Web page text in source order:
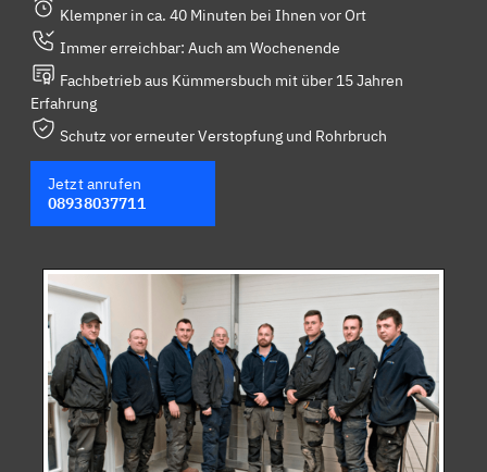
Klempner in ca. 40 Minuten bei Ihnen vor Ort
Immer erreichbar: Auch am Wochenende
Fachbetrieb aus Kümmersbuch mit über 15 Jahren
Erfahrung
Schutz vor erneuter Verstopfung und Rohrbruch
Jetzt anrufen
08938037711